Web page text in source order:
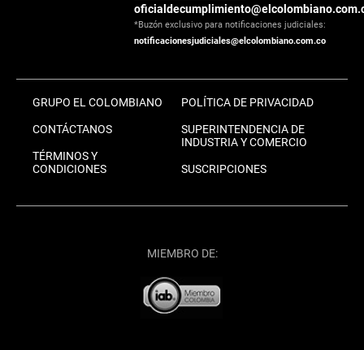
*Buzón exclusivo para notificaciones judiciales:
notificacionesjudiciales@elcolombiano.com.co
GRUPO EL COLOMBIANO
CONTÁCTANOS
TÉRMINOS Y
CONDICIONES
POLÍTICA DE PRIVACIDAD
SUPERINTENDENCIA DE
INDUSTRIA Y COMERCIO
SUSCRIPCIONES
MIEMBRO DE: